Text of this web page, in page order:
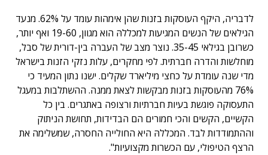
לדבריה, היקף העוסקות בזנות שהן אימהות עומד על 62%. מנעד
הגילאים של הנשים המגיעות למכללהּ הוא מגוון, 19-60 ואף יותר,
כשרובן בגילאי 35-45. נוצר מצב של העברה בין-דורית של סבל,
מוחלשות והדרה חברתית. לפי מחקרים, עלות נזקי הזנות בישראל
מדי שנה עומדת על כחצי מיליארד שקלים. ישנו נתון המעיד כי
76% מהעוסקות בזנות מבקשות לצאת ממנה. ההשתלבות במעגל
התעסוקה פוגשת בעיות חברתיות ורצופה באתגרים. בין כל
הקשיים, הקשים והכי חמורים הם הבדידות, תחושת הניתוק
וההתמודדות לבד. המכללהּ היא החולייה החסרה, שמשלימה את
הרצף הטיפולי, עם הכשרות מקצועיות".